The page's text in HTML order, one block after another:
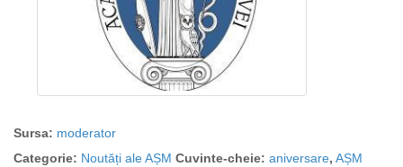
Sursa: moderator
Categorie: Noutăți ale AȘM Cuvinte-cheie: aniversare, AȘM